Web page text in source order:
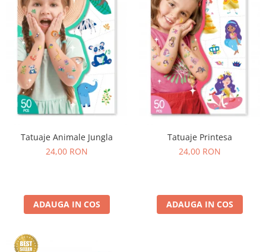
Jucarii dentitie
Jucarii Senzoriale
Teatru de papusi
Umbrele
Stilouri
Tempera și acuarele
Tatuaje Animale Jungla
24,00 RON
ADAUGA IN COS
Tatuaje Printesa
24,00 RON
ADAUGA IN COS